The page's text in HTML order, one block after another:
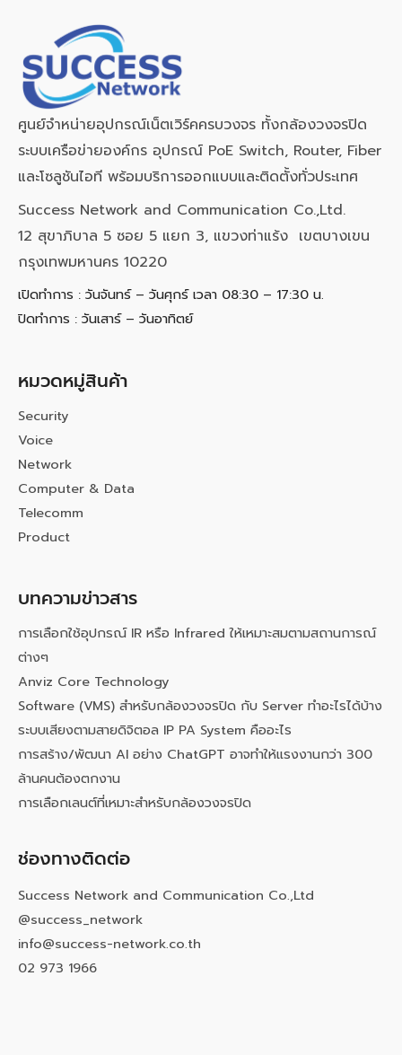
ศูนย์จำหน่ายอุปกรณ์เน็ตเวิร์คครบวงจร ทั้งกล้องวงจรปิด
ระบบเครือข่ายองค์กร อุปกรณ์ PoE Switch, Router, Fiber
และโซลูชันไอที พร้อมบริการออกแบบและติดตั้งทั่วประเทศ
Success Network and Communication Co.,Ltd.
12 สุขาภิบาล 5 ซอย 5 แยก 3, แขวงท่าแร้ง เขตบางเขน
กรุงเทพมหานคร 10220
เปิดทำการ : วันจันทร์ – วันศุกร์ เวลา 08:30 – 17:30 น.
ปิดทำการ : วันเสาร์ – วันอาทิตย์
หมวดหมู่สินค้า
Security
Voice
Network
Computer & Data
Telecomm
Product
บทความข่าวสาร
การเลือกใช้อุปกรณ์ IR หรือ Infrared ให้เหมาะสมตามสถานการณ์
ต่างๆ
Anviz Core Technology
Software (VMS) สำหรับกล้องวงจรปิด กับ Server ทำอะไรได้บ้าง
ระบบเสียงตามสายดิจิตอล IP PA System คืออะไร
การสร้าง/พัฒนา AI อย่าง ChatGPT อาจทำให้แรงงานกว่า 300
ล้านคนต้องตกงาน
การเลือกเลนต์ที่เหมาะสำหรับกล้องวงจรปิด
ช่องทางติดต่อ
Success Network and Communication Co.,Ltd
@success_network
info@success-network.co.th
02 973 1966